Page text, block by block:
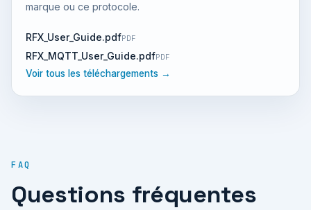
marque ou ce protocole.
RFX_User_Guide.pdfPDF
RFX_MQTT_User_Guide.pdfPDF
Voir tous les téléchargements →
FAQ
Questions fréquentes